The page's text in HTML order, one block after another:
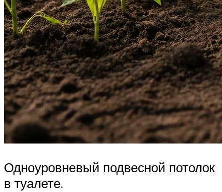
Одноуровневый подвесной потолок
в туалете.